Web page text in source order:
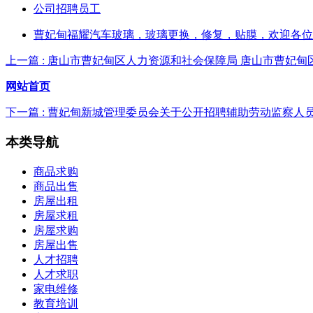
公司招聘员工
曹妃甸福耀汽车玻璃，玻璃更换，修复，贴膜，欢迎各位
上一篇 : 唐山市曹妃甸区人力资源和社会保障局 唐山市曹妃甸
网站首页
下一篇 : 曹妃甸新城管理委员会关于公开招聘辅助劳动监察人
本类导航
商品求购
商品出售
房屋出租
房屋求租
房屋求购
房屋出售
人才招聘
人才求职
家电维修
教育培训